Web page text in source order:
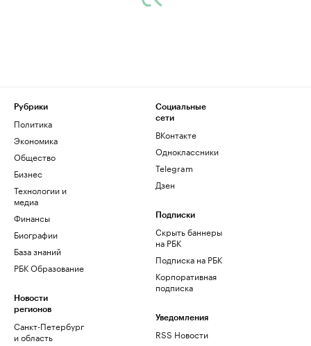
Рубрики
Политика
Экономика
Общество
Бизнес
Технологии и
медиа
Финансы
Биографии
База знаний
РБК Образование
Новости
регионов
Санкт-Петербург
и область
Социальные
сети
ВКонтакте
Одноклассники
Telegram
Дзен
Подписки
Скрыть баннеры
на РБК
Подписка на РБК
Корпоративная
подписка
Уведомления
RSS Новости